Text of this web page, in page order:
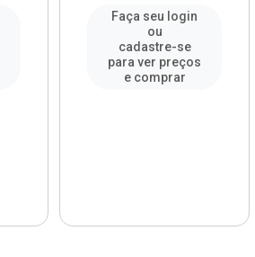
Faça seu login
ou
cadastre-se
para ver preços
e comprar